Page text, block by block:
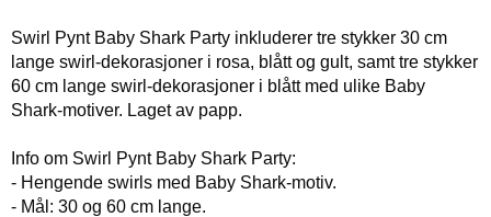
Swirl Pynt Baby Shark Party inkluderer tre stykker 30 cm
lange swirl-dekorasjoner i rosa, blått og gult, samt tre stykker
60 cm lange swirl-dekorasjoner i blått med ulike Baby
Shark-motiver. Laget av papp.
Info om Swirl Pynt Baby Shark Party:
- Hengende swirls med Baby Shark-motiv.
- Mål: 30 og 60 cm lange.